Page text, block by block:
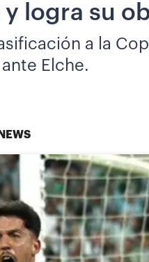
y logra su
a la
Elche.